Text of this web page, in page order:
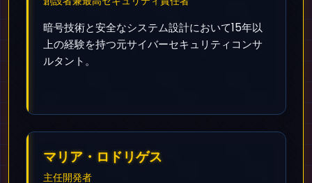
暗号技術と安全なシステム設計において15年以
上の経験を持つ元サイバーセキュリティコンサ
ルタント。
マリア・ロドリゲス
主任開発者